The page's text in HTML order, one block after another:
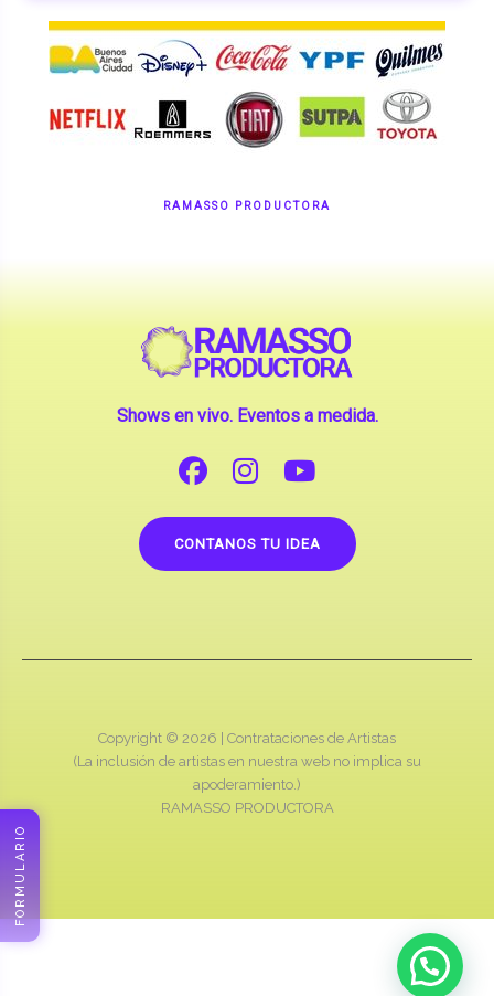
RAMASSO PRODUCTORA
Shows en vivo. Eventos a medida.
CONTANOS TU IDEA
Copyright © 2026 | Contrataciones de Artistas
(La inclusión de artistas en nuestra web no implica su
apoderamiento.)
RAMASSO PRODUCTORA
FORMULARIO